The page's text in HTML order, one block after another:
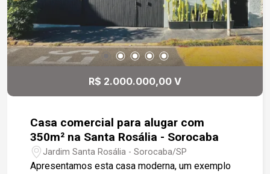
R$ 2.000.000,00 V
Casa comercial para alugar com
350m² na Santa Rosália - Sorocaba
Jardim Santa Rosália - Sorocaba/SP
Apresentamos esta casa moderna, um exemplo